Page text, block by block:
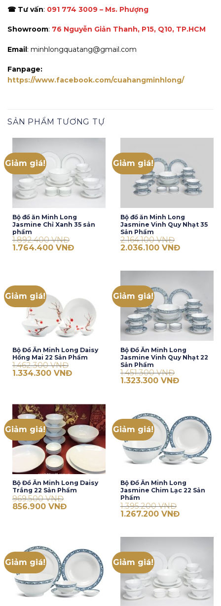
☎ Tư vấn: 091 774 3009 – Ms. Phượng
Showroom: 76 Nguyễn Giản Thanh, P15, Q10, TP.HCM
Email: minhlongquatang@gmail.com
Fanpage:
https://www.facebook.com/cuahangminhlong/
SẢN PHẨM TƯƠNG TỰ
Giảm giá!
Bộ đồ ăn Minh Long
Jasmine Chỉ Xanh 35 sản
phẩm
1.892.400VNĐ
Giá
gốc
1.764.400 VNĐGiá
1.764.400 VNĐ.
Giảm giá!
Bộ đồ ăn Minh Long
Jasmine Vinh Quy Nhạt 35
Sản Phẩm
2.164.100VNĐ
Giá
gốc
2.036.100 VNĐGiá
2.036.100
Giảm giá!
Bộ Đồ Ăn Minh Long Daisy
Hồng Mai 22 Sản Phẩm
1.462.300VNĐ
Giá
gốc
1.334.300 VNĐGiá
Giảm giá!
Bộ Đồ Ăn Minh Long
Jasmine Vinh Quy Nhạt 22
Sản Phẩm
1.451.300VNĐ
Giá
gốc
1.323.300 VNĐGiá
Giảm giá!
Bộ Đồ Ăn Minh Long Daisy
Trắng 22 Sản Phẩm
969.500VNĐ
Giá
gốc
856.900 VNĐGiá
Giảm giá!
Bộ Đồ Ăn Minh Long
Jasmine Chim Lạc 22 Sản
Phẩm
1.395.200VNĐ
Giá
gốc
1.267.200 VNĐGiá
1.267.200
Giảm giá! Giảm giá!